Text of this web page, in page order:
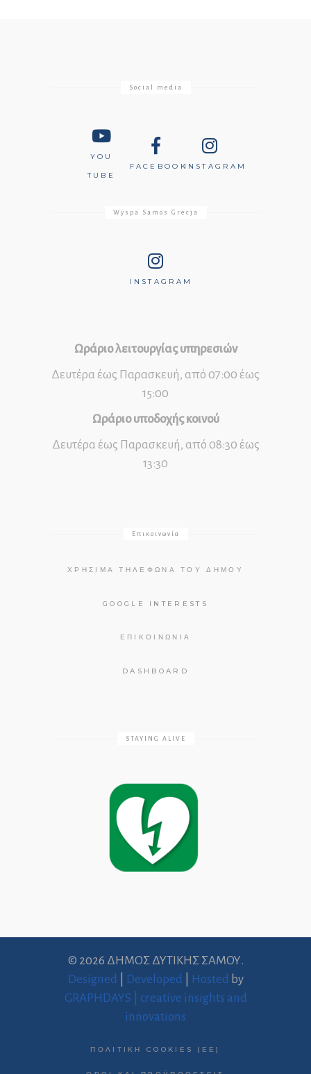
Social media
YOU
TUBE
FACEBOOKINSTAGRAM
Wyspa Samos Grecja
INSTAGRAM
Ωράριο λειτουργίας υπηρεσιών
Δευτέρα έως Παρασκευή, από 07:00 έως
15:00
Ωράριο υποδοχής κοινού
Δευτέρα έως Παρασκευή, από 08:30 έως
13:30
Επικοινωνία
ΧΡΉΣΙΜΑ ΤΗΛΈΦΩΝΑ ΤΟΥ ΔΉΜΟΥ
GOOGLE INTERESTS
ΕΠΙΚΟΙΝΩΝΊΑ
DASHBOARD
STAYING ALIVE
© 2026 ΔΗΜΟΣ ΔΥΤΙΚΗΣ ΣΑΜΟΥ.
Designed
Developed Hosted by
GRAPHDAYS | creative insights and
innovations
ΠΟΛΙΤΙΚΉ COOKIES (ΕΕ)